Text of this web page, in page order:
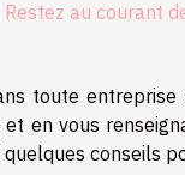
Restez au courant
toute
en vous
conseils